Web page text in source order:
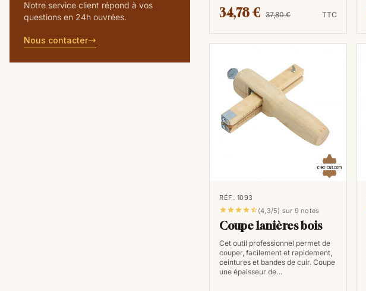
Notre service client répond à vos
questions en 24h ouvrées.
Nous contacter
34,78 € 37,80 € TTC
RÉF. 1093
(4,3/5) sur 9 notes
Coupe lanières bois
Cet outil professionnel permet de
couper, facilement et rapidement,
ceintures et bandes de cuir. Coupe
une épaisseur de…